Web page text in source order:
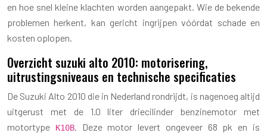
en hoe snel kleine klachten worden aangepakt. Wie de bekende
problemen herkent, kan gericht ingrijpen vóórdat schade en
kosten oplopen.
Overzicht suzuki alto 2010: motorisering,
uitrustingsniveaus en technische specificaties
De Suzuki Alto 2010 die in Nederland rondrijdt, is nagenoeg altijd
uitgerust met de 1.0 liter driecilinder benzinemotor met
motortype
K10B. Deze motor levert ongeveer 68 pk en is